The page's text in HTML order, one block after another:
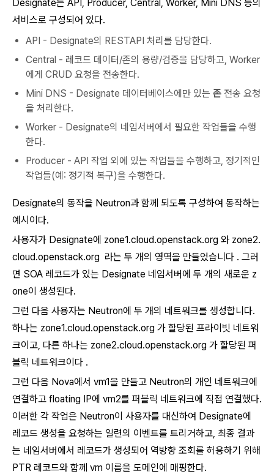
Designate는 API, Producer, Central, Worker, Mini DNS 등의
서비스로 구성되어 있다.
API - Designate의 RESTAPI 처리를 담당한다.
Central - 레코드 데이터/존의 용량/검증을 담당하고, Worker
에게 CRUD 요청을 전송한다.
Mini DNS - Designate 데이터베이스에만 있는 존 전송 요청
을 처리한다.
Worker - Designate의 네임서버에서 필요한 작업들을 수행
한다.
Producer - API 작업 외에 있는 작업들을 수행하고, 정기적인
작업들(예: 정기적 복구)을 수행한다.
Designate의 동작을 Neutron과 함께 되도록 구성하여 동작하는
예시이다.
사용자가 Designate에 zone1.cloud.openstack.org 와 zone2.
cloud.openstack.org 라는 두 개의 영역을 만들었습니다 . 그러
면 SOA 레코드가 있는 Designate 네임서버에 두 개의 새로운 z
one이 생성된다.
그런 다음 사용자는 Neutron에 두 개의 네트워크를 생성합니다.
하나는 zone1.cloud.openstack.org 가 할당된 프라이빗 네트워
크이고, 다른 하나는 zone2.cloud.openstack.org 가 할당된 퍼
블릭 네트워크이다 .
그런 다음 Nova에서 vm1을 만들고 Neutron의 개인 네트워크에
연결하고 floating IP에 vm2를 퍼블릭 네트워크에 직접 연결했다.
이러한 각 작업은 Neutron이 사용자를 대신하여 Designate에
레코드 생성을 요청하는 일련의 이벤트를 트리거하고, 최종 결과
는 네임서버에서 레코드가 생성되어 역방향 조회를 허용하기 위해
PTR 레코드와 함께 vm 이름을 도메인에 매핑한다.